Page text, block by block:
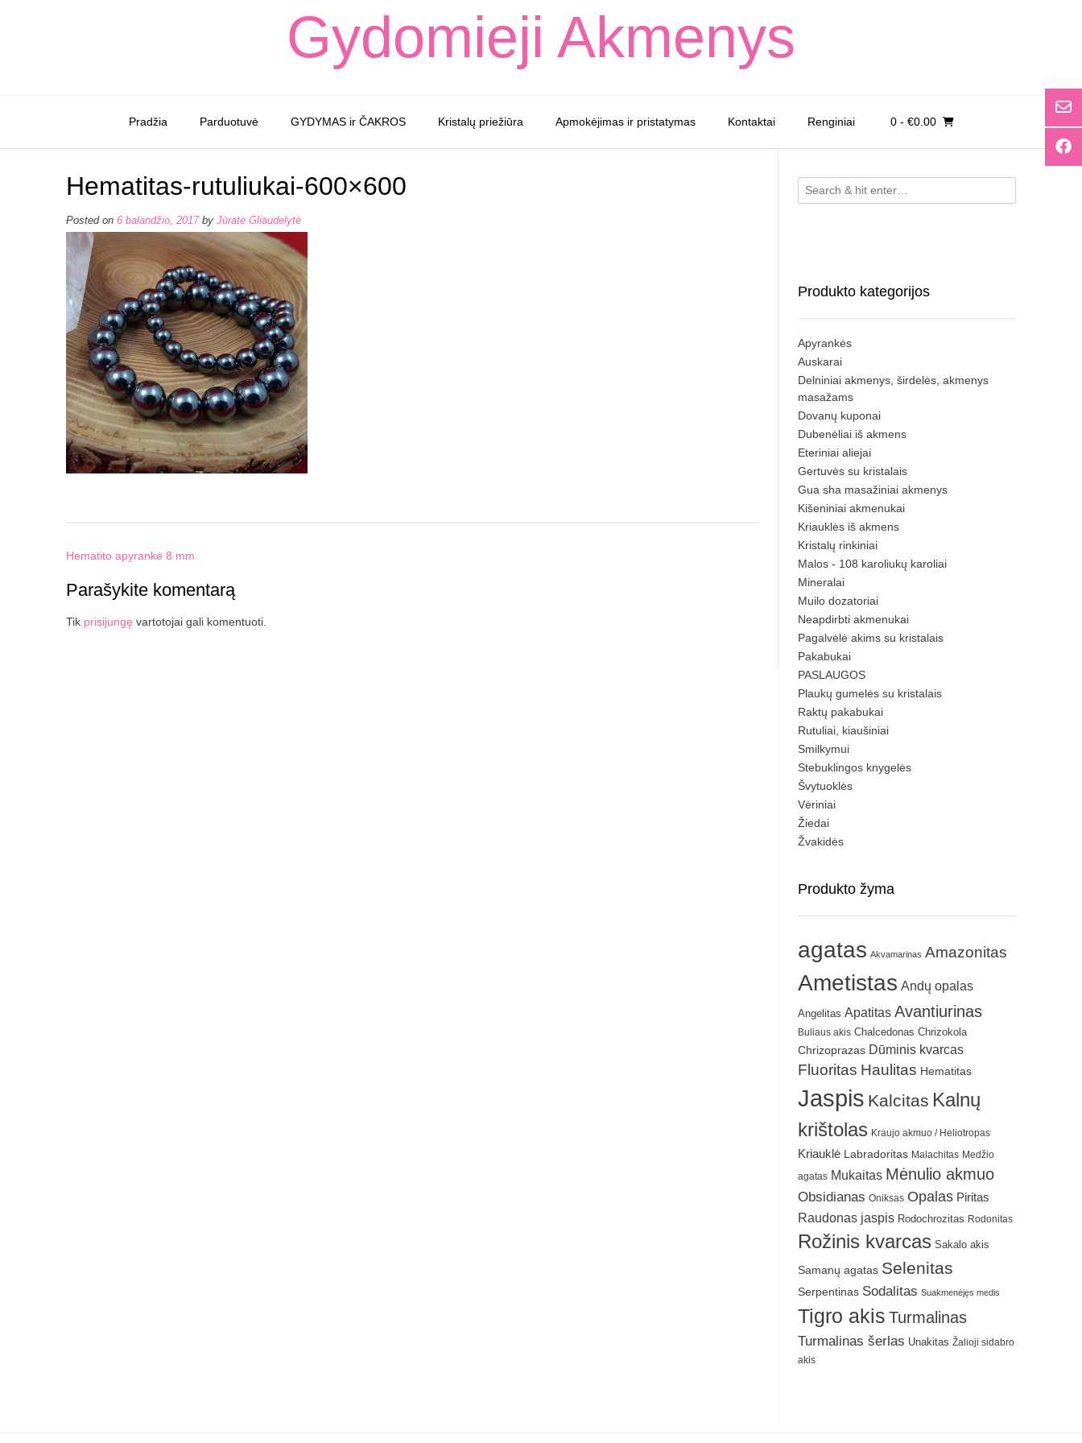
Gydomieji Akmenys
Pradžia Parduotuvė GYDYMAS ir ČAKROS Kristalų priežiūra Apmokėjimas ir pristatymas Kontaktai Renginiai 0- €0.00
Hematitas-rutuliukai-600×600
Posted on 6 balandžio, 2017by Jūratė Gliaudelytė
Post
Hematito apyrankė 8 mm
Parašykite komentarą
Tik prisijungę vartotojai gali komentuoti.
Produkto kategorijos
Apyrankės
Auskarai
Delniniai akmenys, širdelės, akmenys
masažams
Dovanų kuponai
Dubenėliai iš akmens
Eteriniai aliejai
Gertuvės su kristalais
Gua sha masažiniai akmenys
Kišeniniai akmenukai
Kriauklės iš akmens
Kristalų rinkiniai
Malos - 108 karoliukų karoliai
Mineralai
Muilo dozatoriai
Neapdirbti akmenukai
Pagalvėlė akims su kristalais
Pakabukai
PASLAUGOS
Plaukų gumelės su kristalais
Raktų pakabukai
Rutuliai, kiaušiniai
Smilkymui
Stebuklingos knygelės
Švytuoklės
Vėriniai
Žiedai
Žvakidės
Produkto žyma
agatas Akvamarinas Amazonitas
Ametistas Andų opalas
Angelitas Apatitas Avantiurinas
Buliaus akis Chalcedonas Chrizokola
Chrizoprazas Dūminis kvarcas
Fluoritas Haulitas Hematitas
Jaspis Kalcitas Kalnų
krištolas Kraujo akmuo / Heliotropas
Kriauklė Labradoritas Malachitas Medžio
agatas Mukaitas Mėnulio akmuo
Obsidianas Oniksas Opalas Piritas
Raudonas jaspis Rodochrozitas Rodonitas
Rožinis kvarcas Sakalo akis
Samanų agatas Selenitas
Serpentinas Sodalitas Suakmenėjęs medis
Tigro akis Turmalinas
Turmalinas šerlas Unakitas Žalioji sidabro
akis